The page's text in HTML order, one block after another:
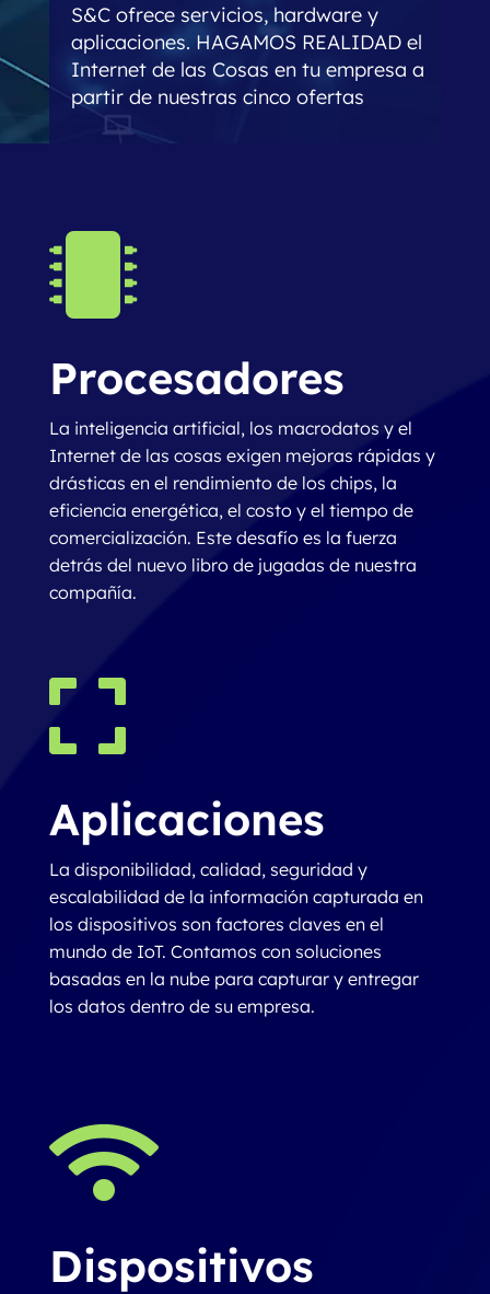
S&C ofrece servicios, hardware y
aplicaciones. HAGAMOS REALIDAD el
Internet de las Cosas en tu empresa a
partir de nuestras cinco ofertas

Procesadores
La inteligencia artificial, los macrodatos y el
Internet de las cosas exigen mejoras rápidas y
drásticas en el rendimiento de los chips, la
eficiencia energética, el costo y el tiempo de
comercialización. Este desafío es la fuerza
detrás del nuevo libro de jugadas de nuestra
compañía.

Aplicaciones
La disponibilidad, calidad, seguridad y
escalabilidad de la información capturada en
los dispositivos son factores claves en el
mundo de IoT. Contamos con soluciones
basadas en la nube para capturar y entregar
los datos dentro de su empresa.

Dispositivos